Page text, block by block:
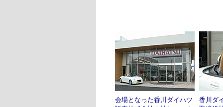
会場となった香川ダイハツ
香川ダ